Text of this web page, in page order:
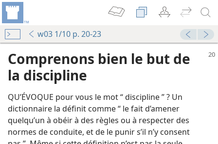
w03 1/10 p. 20-23
Comprenons bien le but de
la discipline
QU’ÉVOQUE pour vous le mot “ discipline ” ? Un
dictionnaire la définit comme “ le fait d’amener
quelqu’un à obéir à des règles ou à respecter des
normes de conduite, et de le punir s’il n’y consent